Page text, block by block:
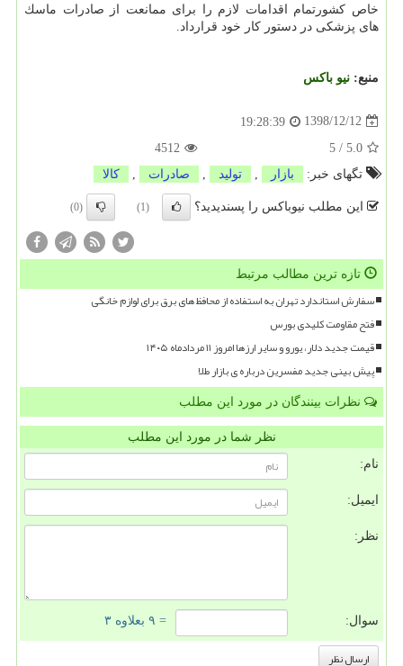
خاص كشورتمام اقدامات لازم را برای ممانعت از صادرات ماسك
های پزشكی در دستور كار خود قرارداد.
منبع: نیو باكس
1398/12/12
19:28:39
5.0
/
5
4512
تگهای خبر:
بازار تولید صادرات كالا
این مطلب نیوباکس را پسندیدید؟ (1)
(0)
تازه ترین مطالب مرتبط
سفارش استاندارد تهران به استفاده از محافظ های برق برای لوازم خانگی
فتح مقاومت کلیدی بورس
قیمت جدید دلار، یورو و سایر ارزها امروز ۱۱ مردادماه ۱۴۰۵
پیش بینی جدید مفسرین درباره ی بازار طلا
نظرات بینندگان در مورد این مطلب
نظر شما در مورد این مطلب
نام:
ایمیل:
نظر:
سوال: = ۹ بعلاوه ۳